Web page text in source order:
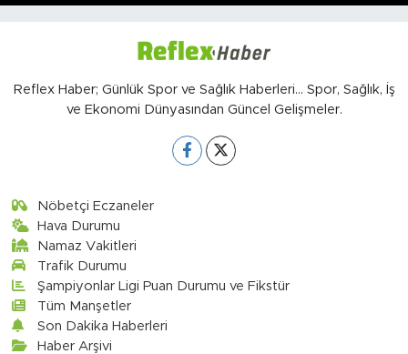
Reflex Haber; Günlük Spor ve Sağlık Haberleri... Spor, Sağlık, İş
ve Ekonomi Dünyasından Güncel Gelişmeler.
Nöbetçi Eczaneler
Hava Durumu
Namaz Vakitleri
Trafik Durumu
Şampiyonlar Ligi Puan Durumu ve Fikstür
Tüm Manşetler
Son Dakika Haberleri
Haber Arşivi